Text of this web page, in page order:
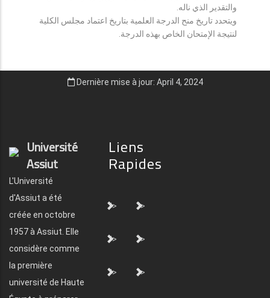
والتقدير الذي ناله.
ويتحدد تاريخ منح الدرجة العلمية بتاريخ اعتماد مجلس الكلية
لنتيجة الإمتحان الخاص بهذه الدرجة.
Dernière mise à jour: April 4, 2024
Université
Assiut
L'Université
d'Assiut a été
créée en octobre
1957 à Assiut. Elle
considère comme
la première
université de Haute
Liens
Rapides
"> ">
"> ">
"> ">